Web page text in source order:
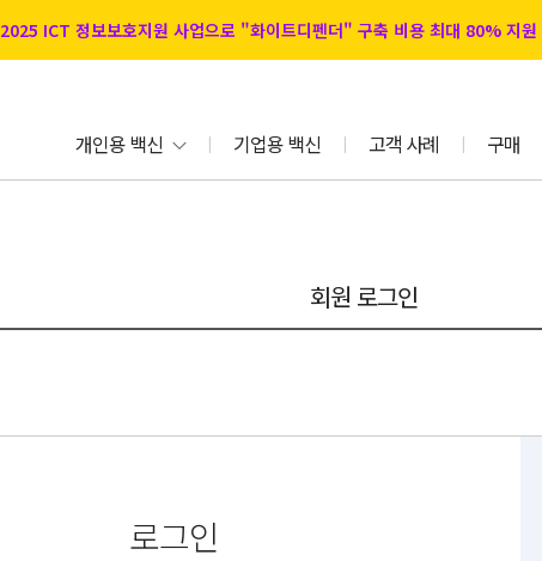
2025 ICT 정보보호지원 사업으로 "화이트디펜더" 구축 비용 최대 80% 지원
개인용 백신 | 기업용 백신 | 고객 사례 | 구매
회원 로그인
로그인